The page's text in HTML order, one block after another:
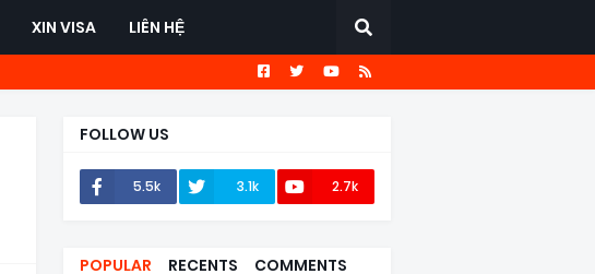
XIN VISA LIÊN HỆ
FOLLOW US
5.5k 3.1k 2.7k
POPULAR RECENTS COMMENTS